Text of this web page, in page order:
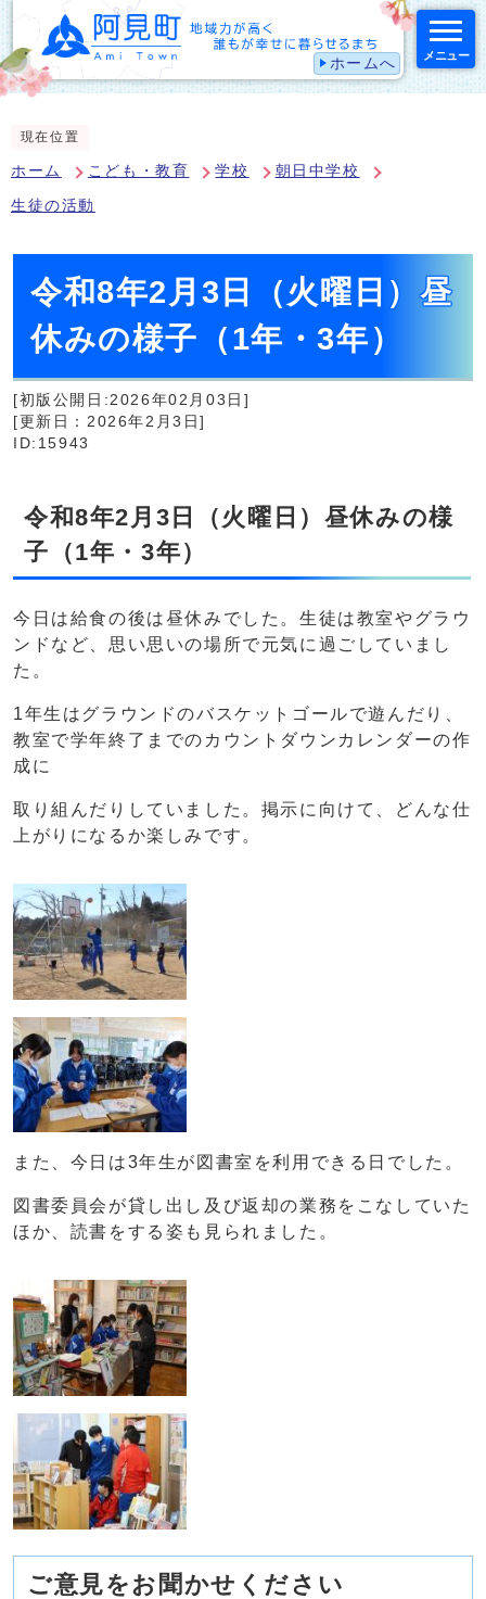
ホームへ メニュー
現在位置
ホーム こども・教育 学校 朝日中学校
生徒の活動
令和8年2月3日（火曜日）昼
休みの様子（1年・3年）
[初版公開日:2026年02月03日]
[更新日：2026年2月3日]
ID:15943
令和8年2月3日（火曜日）昼休みの様
子（1年・3年）
今日は給食の後は昼休みでした。生徒は教室やグラウ
ンドなど、思い思いの場所で元気に過ごしていまし
た。
1年生はグラウンドのバスケットゴールで遊んだり、
教室で学年終了までのカウントダウンカレンダーの作
成に
取り組んだりしていました。掲示に向けて、どんな仕
上がりになるか楽しみです。
また、今日は3年生が図書室を利用できる日でした。
図書委員会が貸し出し及び返却の業務をこなしていた
ほか、読書をする姿も見られました。
ご意見をお聞かせください